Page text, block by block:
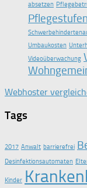
absetzen
Pflegestufen
Umbaukosten
Videoüberwachung
Webhoster
Tags
2017 Anwalt barrierefrei
Desinfektionsautomaten
Kinder